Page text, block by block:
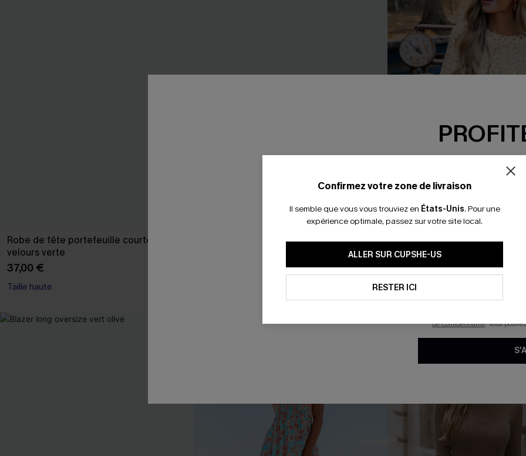
Robe de fête portefeuille courte en
velours verte
37,00 €
Taille haute
Cardigan ouvert sur le devant à
Pull avec manches tombantes
pompons
39,00 €
Confirmez votre zone de livraison
Il semble que vous vous trouviez en États-Unis. Pour une
expérience optimale, passez sur votre site local.
ALLER SUR CUPSHE-US
RESTER ICI
-15% dès 2
*Un code par
En soumettant votre adresse
mails marketing (y compris
reconnaissez avoir pris
pouvons utiliser les données
technologies de suivi, telles
savoir si ceux-ci ont été
personnaliser nos contenus
produits susceptibles de
de confidentialité. Vous